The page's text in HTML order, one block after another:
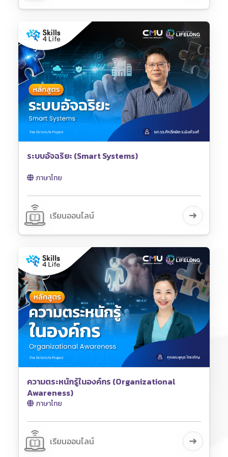
ระบบอัจฉริยะ (Smart Systems)
ภาษาไทย
เรียนออนไลน์
ความตระหนักรู้ในองค์กร (Organizational
Awareness)
ภาษาไทย
เรียนออนไลน์